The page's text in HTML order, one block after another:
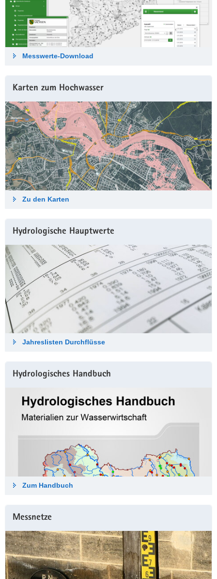
Messwerte-Down­load
Karten zum Hochwasser
Zu den Karten
Hydrologische Haupt­werte
Jahreslisten Durch­flüsse
Hydrologisches Hand­buch
Zum Hand­buch
Messnetze